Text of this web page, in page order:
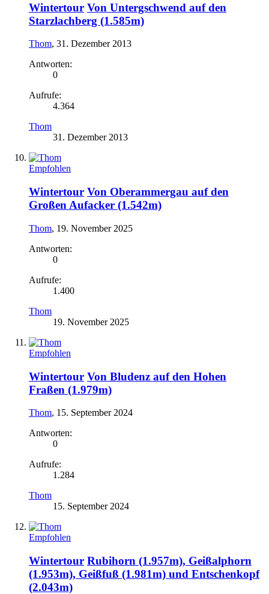
Wintertour Von Untergschwend auf den
Starzlachberg (1.585m)
Thom, 31. Dezember 2013
Antworten:
0
Aufrufe:
4.364
Thom
31. Dezember 2013
Empfohlen
Wintertour Von Oberammergau auf den
Großen Aufacker (1.542m)
Thom, 19. November 2025
Antworten:
0
Aufrufe:
1.400
Thom
19. November 2025
Empfohlen
Wintertour Von Bludenz auf den Hohen
Fraßen (1.979m)
Thom, 15. September 2024
Antworten:
0
Aufrufe:
1.284
Thom
15. September 2024
Empfohlen
Wintertour Rubihorn (1.957m), Geißalphorn
(1.953m), Geißfuß (1.981m) und Entschenkopf
(2.043m)